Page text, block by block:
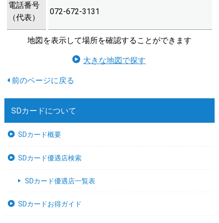
電話番号
（代表）
072-672-3131
地図を表示して場所を確認することができます
大きな地図で探す
SDカードについて
SDカード概要
SDカード優遇店検索
SDカード優遇店一覧表
SDカードお得ガイド